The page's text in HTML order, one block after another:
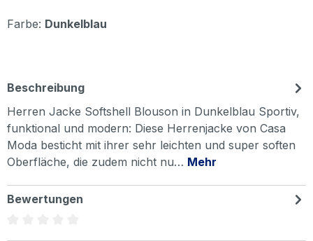
Farbe: Dunkelblau
Beschreibung
Herren Jacke Softshell Blouson in Dunkelblau Sportiv,
funktional und modern: Diese Herrenjacke von Casa
Moda besticht mit ihrer sehr leichten und super soften
Oberfläche, die zudem nicht nu… Mehr
Bewertungen